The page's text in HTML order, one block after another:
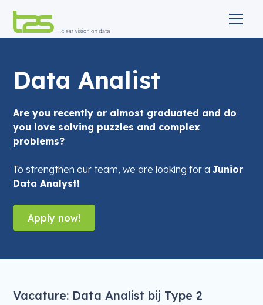
Data Analist
Are you recently or almost graduated and do
you love solving puzzles and complex
problems?
To strengthen our team, we are looking for aJunior
Data Analyst!
Apply now!
Vacature: Data Analist bij Type 2